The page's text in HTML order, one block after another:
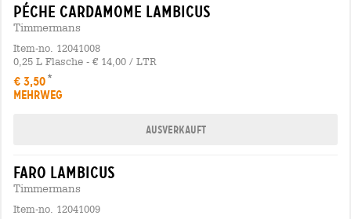
péche cardamome lambicus
Timmermans
Item-no. 12041008
0,25 L Flasche - € 14,00 / LTR
€ 3,50
MEHRWEG
Ausverkauft
faro lambicus
Timmermans
Item-no. 12041009